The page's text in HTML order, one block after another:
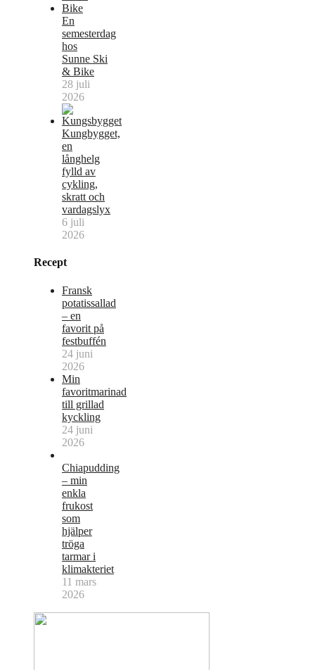
En
semesterdag
hos
Sunne Ski
& Bike
28 juli
2026
Kungbygget,
en
långhelg
fylld av
cykling,
skratt och
vardagslyx
6 juli
2026
Recept
Fransk
potatissallad
– en
favorit på
festbuffén
24 juni
2026
Min
favoritmarinad
till grillad
kyckling
24 juni
2026
Chiapudding
– min
enkla
frukost
som
hjälper
tröga
tarmar i
klimakteriet
11 mars
2026